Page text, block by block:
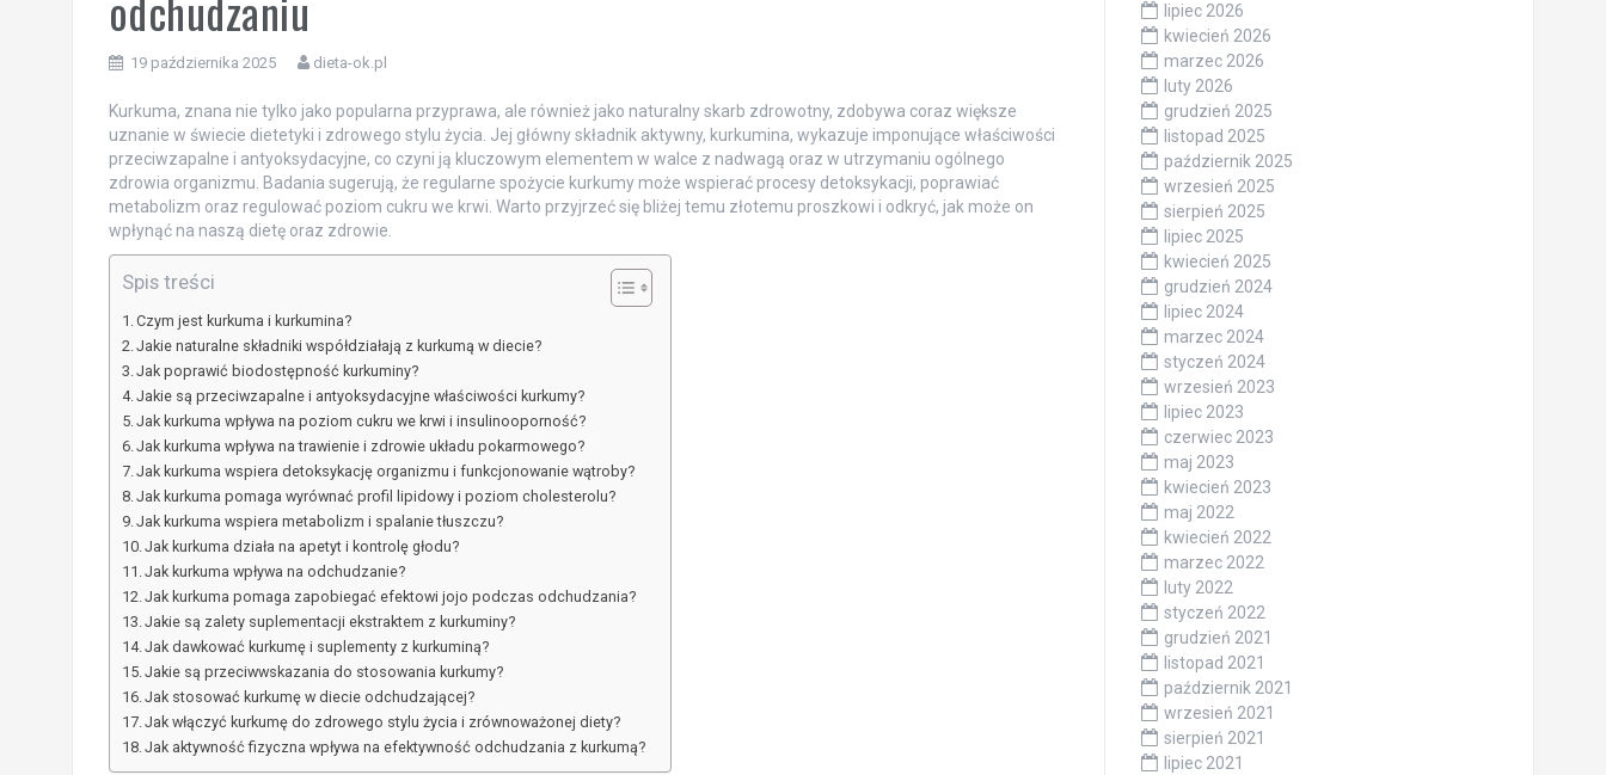
19 października 2025 dieta-ok.pl
Kurkuma, znana nie tylko jako popularna przyprawa, ale również jako naturalny skarb zdrowotny, zdobywa coraz większe
uznanie w świecie dietetyki i zdrowego stylu życia. Jej główny składnik aktywny, kurkumina, wykazuje imponujące właściwości
przeciwzapalne i antyoksydacyjne, co czyni ją kluczowym elementem w walce z nadwagą oraz w utrzymaniu ogólnego
zdrowia organizmu. Badania sugerują, że regularne spożycie kurkumy może wspierać procesy detoksykacji, poprawiać
metabolizm oraz regulować poziom cukru we krwi. Warto przyjrzeć się bliżej temu złotemu proszkowi i odkryć, jak może on
wpłynąć na naszą dietę oraz zdrowie.
Spis treści
Czym jest kurkuma i kurkumina?
Jakie naturalne składniki współdziałają z kurkumą w diecie?
Jak poprawić biodostępność kurkuminy?
Jakie są przeciwzapalne i antyoksydacyjne właściwości kurkumy?
Jak kurkuma wpływa na poziom cukru we krwi i insulinooporność?
Jak kurkuma wpływa na trawienie i zdrowie układu pokarmowego?
Jak kurkuma wspiera detoksykację organizmu i funkcjonowanie wątroby?
Jak kurkuma pomaga wyrównać profil lipidowy i poziom cholesterolu?
Jak kurkuma wspiera metabolizm i spalanie tłuszczu?
Jak kurkuma działa na apetyt i kontrolę głodu?
Jak kurkuma wpływa na odchudzanie?
Jak kurkuma pomaga zapobiegać efektowi jojo podczas odchudzania?
Jakie są zalety suplementacji ekstraktem z kurkuminy?
Jak dawkować kurkumę i suplementy z kurkuminą?
Jakie są przeciwwskazania do stosowania kurkumy?
Jak stosować kurkumę w diecie odchudzającej?
Jak włączyć kurkumę do zdrowego stylu życia i zrównoważonej diety?
Jak aktywność fizyczna wpływa na efektywność odchudzania z kurkumą?
lipiec 2026
kwiecień 2026
marzec 2026
luty 2026
grudzień 2025
listopad 2025
październik 2025
wrzesień 2025
sierpień 2025
lipiec 2025
kwiecień 2025
grudzień 2024
lipiec 2024
marzec 2024
styczeń 2024
wrzesień 2023
lipiec 2023
czerwiec 2023
maj 2023
kwiecień 2023
maj 2022
kwiecień 2022
marzec 2022
luty 2022
styczeń 2022
grudzień 2021
listopad 2021
październik 2021
wrzesień 2021
sierpień 2021
lipiec 2021